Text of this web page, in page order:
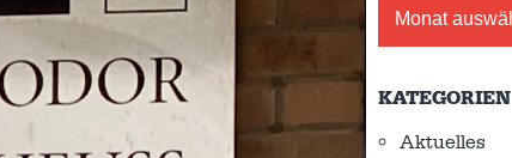
KATEGORIEN
Aktuelles